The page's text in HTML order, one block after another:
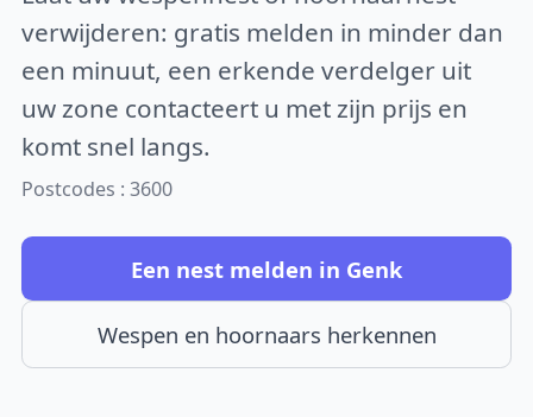
verwijderen: gratis melden in minder dan
een minuut, een erkende verdelger uit
uw zone contacteert u met zijn prijs en
komt snel langs.
Postcodes : 3600
Een nest melden in Genk
Wespen en hoornaars herkennen